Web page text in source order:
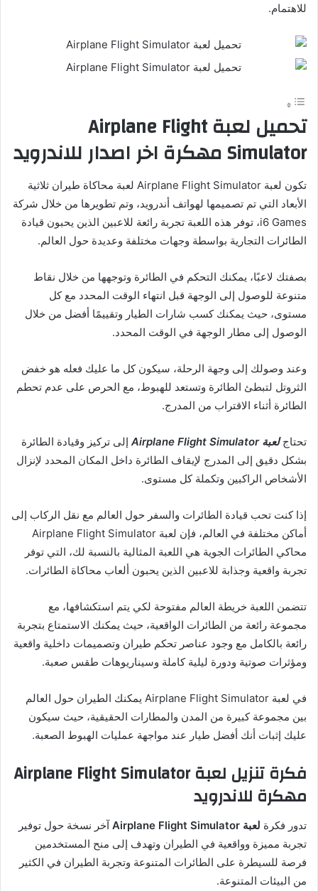
للاهتمام.
تحميل لعبةAirplane Flight
Simulator مهكرة اخر اصدار للاندرويد
تكون لعبة Airplane Flight Simulator لعبة محاكاة طيران ثلاثية
الأبعاد التي تم تصميمها لهواتف أندرويد، وتم تطويرها من خلال شركة
i6 Games، توفر هذه اللعبة تجربة رائعة للاعبين الذين يحبون قيادة
الطائرات التجارية بواسطة وجهات مختلفة وعديدة حول العالم.
بصفتك لاعبًا، يمكنك التحكم في الطائرة وتوجهها من خلال نقاط
متنوعة للوصول إلى الوجهة قبل انتهاء الوقت المحدد مع كل
مستوى، حيث يمكنك كسب شارات الطيار وتقييمًا أفضل من خلال
الوصول إلى مطار الوجهة في الوقت المحدد.
وعند وصولك إلى وجهة الرحلة، سيكون كل ما عليك فعله هو خفض
الثروتل لتبطئ الطائرة وتستعد للهبوط، مع الحرص على عدم تحطم
الطائرة أثناء الاقتراب من المدرج.
تحتاجلعبة Airplane Flight Simulator
إلى تركيز وقيادة الطائرة
بشكل دقيق إلى المدرج لإيقاف الطائرة داخل المكان المحدد لإنزال
الأشخاص الراكبين وتكملة كل مستوى.
إذا كنت تحب قيادة الطائرات والسفر حول العالم مع نقل الركاب إلى
أماكن مختلفة في العالم، فإن لعبة Airplane Flight Simulator
محاكي الطائرات الجوية هي اللعبة المثالية بالنسبة لك، التي توفر
تجربة واقعية وجذابة للاعبين الذين يحبون ألعاب محاكاة الطائرات.
تتضمن اللعبة خريطة العالم مفتوحة لكي يتم استكشافها، مع
مجموعة رائعة من الطائرات الواقعية، حيث يمكنك الاستمتاع بتجربة
رائعة بالكامل مع وجود عناصر تحكم طيران وتصميمات داخلية واقعية
ومؤثرات صوتية ودورة ليلية كاملة وسيناريوهات طقس صعبة.
في لعبة Airplane Flight Simulator يمكنك الطيران حول العالم
بين مجموعة كبيرة من المدن والمطارات الحقيقية، حيث سيكون
عليك إثبات أنك أفضل طيار عند مواجهة عمليات الهبوط الصعبة.
فكرة تنزيل لعبةAirplane Flight Simulator
مهكرة للاندرويد
تدور فكرة لعبة Airplane Flight Simulator
آخر نسخة حول توفير
تجربة مميزة وواقعية في الطيران وتهدف إلى منح المستخدمين
فرصة للسيطرة على الطائرات المتنوعة وتجربة الطيران في الكثير
من البيئات المتنوعة.